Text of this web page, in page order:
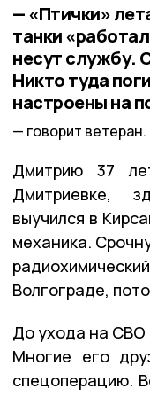
— «Птички»
танки
несут службу.
Никто туда
настроены на
говорит ветеран.
Дмитрию 37
Дмитриевке,
выучился в
механика.
Волгограде,
До ухода на СВО
Многие его
спецоперацию.